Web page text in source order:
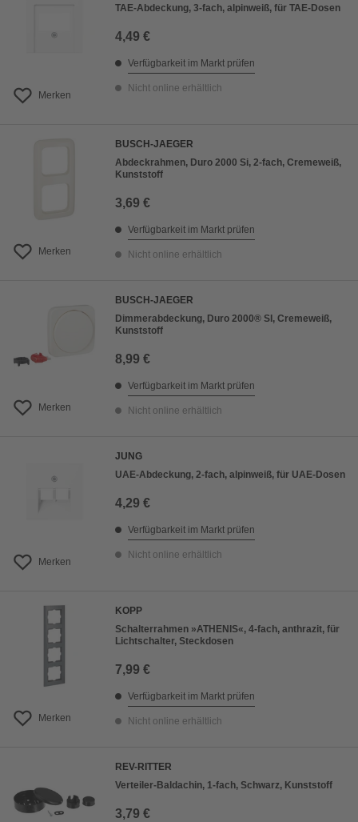
Merken
TAE-Abdeckung, 3-fach, alpinweiß, für TAE-Dosen
4,49 €
Verfügbarkeit im Markt prüfen
Nicht online erhältlich
Merken
BUSCH-JAEGER
Abdeckrahmen, Duro 2000 Si, 2-fach, Cremeweiß,
Kunststoff
3,69 €
Verfügbarkeit im Markt prüfen
Nicht online erhältlich
Merken
BUSCH-JAEGER
Dimmerabdeckung, Duro 2000® SI, Cremeweiß,
Kunststoff
8,99 €
Verfügbarkeit im Markt prüfen
Nicht online erhältlich
Merken
JUNG
UAE-Abdeckung, 2-fach, alpinweiß, für UAE-Dosen
4,29 €
Verfügbarkeit im Markt prüfen
Nicht online erhältlich
Merken
KOPP
Schalterrahmen »ATHENIS«, 4-fach, anthrazit, für
Lichtschalter, Steckdosen
7,99 €
Verfügbarkeit im Markt prüfen
Nicht online erhältlich
REV-RITTER
Verteiler-Baldachin, 1-fach, Schwarz, Kunststoff
3,79 €